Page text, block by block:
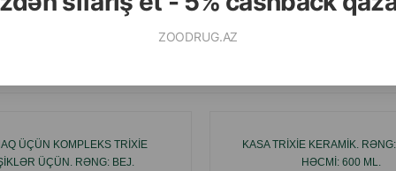
ZOODRUG.AZ
ÜÇÜN KOMPLEKS TRIXIE
ÜÇÜN. RƏNG: BEJ.
KASA TRIXIE KERAMIK.
HƏCMI: 600 ML.